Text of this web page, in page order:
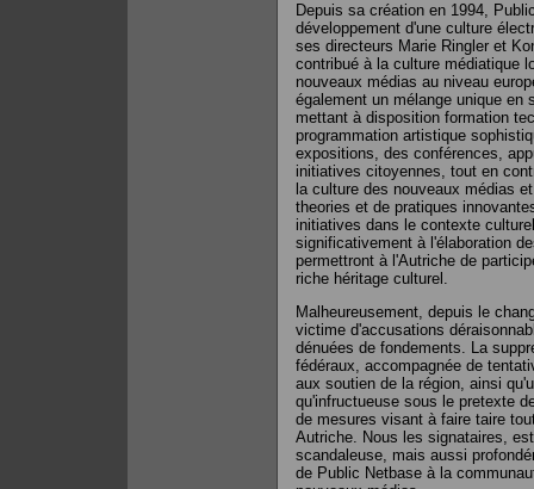
Depuis sa création en 1994,
développement d'une culture
ses directeurs Marie Ringler et
contribué à la culture médiatique
nouveaux médias au niveau
également un mélange unique en
mettant à disposition formation
programmation artistique
expositions, des conférences,
initiatives citoyennes, tout en
la culture des nouveaux médias
theories et de pratiques
initiatives dans le contexte
significativement à l'élaboration
permettront à l'Autriche de
riche héritage culturel.
Malheureusement, depuis le
victime d'accusations
dénuées de fondements. La
fédéraux, accompagnée de
aux soutien de la région, ainsi
qu'infructueuse sous le pretexte
de mesures visant à faire taire
Autriche. Nous les signataires,
scandaleuse, mais aussi
de Public Netbase à la